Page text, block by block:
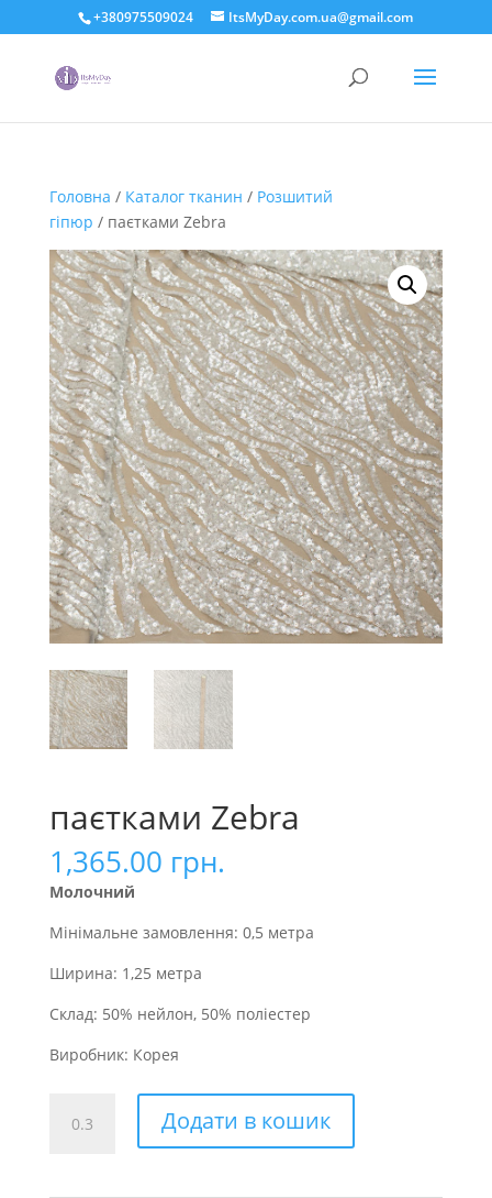
+380975509024 ItsMyDay.com.ua@gmail.com
Головна / Каталог тканин / Розшитий
гіпюр / паєтками Zebra
паєтками Zebra
1,365.00 грн.
Молочний
Мінімальне замовлення: 0,5 метра
Ширина: 1,25 метра
Склад: 50% нейлон, 50% поліестер
Виробник: Корея
Zebra
Додати в кошик